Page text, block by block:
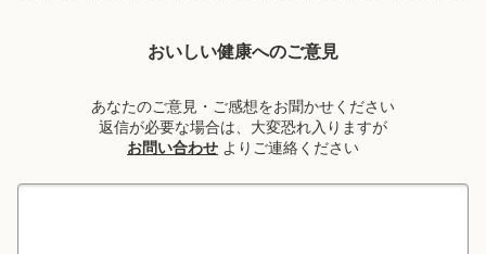
おいしい健康へのご意見
あなたのご意見・ご感想をお聞かせください
返信が必要な場合は、大変恐れ入りますが
お問い合わせ よりご連絡ください